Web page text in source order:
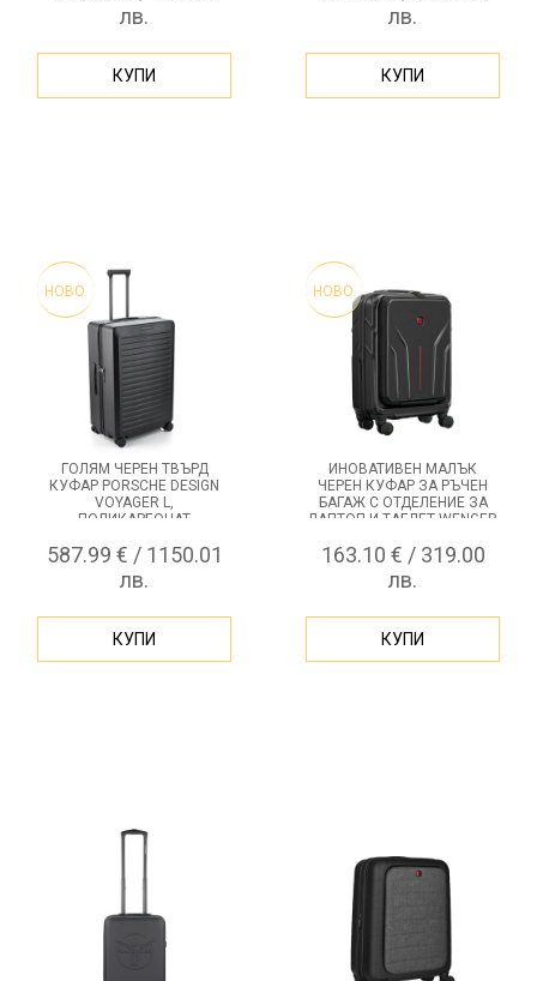
лв.
КУПИ
лв.
КУПИ
НОВО
ГОЛЯМ ЧЕРЕН ТВЪРД
КУФАР PORSCHE DESIGN
VOYAGER L,
ПОЛИКАРБОНАТ
587.99 € / 1150.01
лв.
КУПИ
НОВО
ИНОВАТИВЕН МАЛЪК
ЧЕРЕН КУФАР ЗА РЪЧЕН
БАГАЖ С ОТДЕЛЕНИЕ ЗА
ЛАПТОП И ТАБЛЕТ WENGER
163.10 € / 319.00
лв.
КУПИ